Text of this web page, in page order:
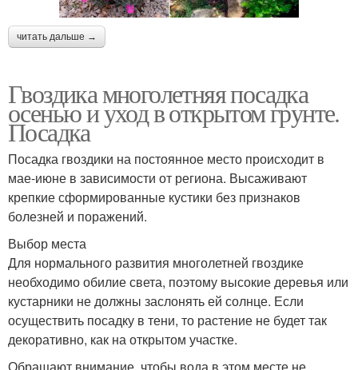
читать дальше →
Гвоздика многолетняя посадка
осенью и уход в открытом грунте.
Посадка
Посадка гвоздики на постоянное место происходит в
мае-июне в зависимости от региона. Высаживают
крепкие сформированные кустики без признаков
болезней и поражений.
Выбор места
Для нормального развития многолетней гвоздике
необходимо обилие света, поэтому высокие деревья или
кустарники не должны заслонять ей солнце. Если
осуществить посадку в тени, то растение не будет так
декоративно, как на открытом участке.